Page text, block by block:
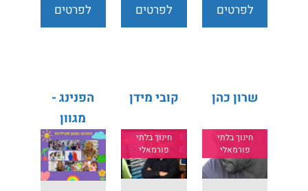
לפרטים
לפרטים
לפרטים
שרון כהן
חינוך בלתי
פורמאלי
קובי מידן
חינוך בלתי
פורמאלי
הפנינג -
מגוון
פעילויות